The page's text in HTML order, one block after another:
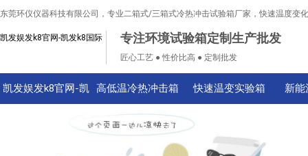
东莞环仪仪器科技有限公司，专业二箱式/三箱式冷热冲击试验箱厂家，快速温度变
凯发娱发k8官网-凯发k8国际 专注环境试验箱定制生产批发
匠心工艺 ● 性价比高 ● 定制批发
凯发娱发k8官网-凯 高低温冷热冲击箱 快速温变实验箱 新